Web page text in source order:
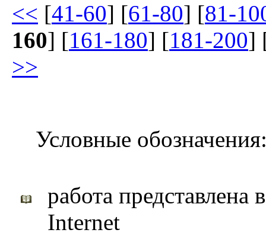
<< [41-60] [61-80] [81-
160] [161-180] [181-200]
>>
Условные
работа представлена
Internet